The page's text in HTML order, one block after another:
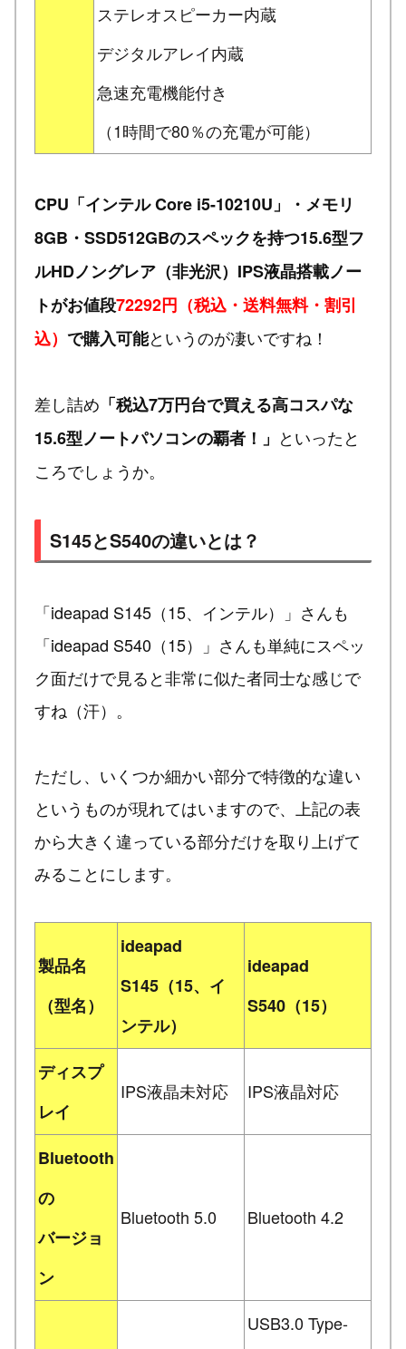
ステレオスピーカー内蔵
デジタルアレイ内蔵
急速充電機能付き
（1時間で80％の充電が可能）
CPU「インテル Core i5-10210U」・メモリ
8GB・SSD512GBのスペックを持つ15.6型フ
ルHDノングレア（非光沢）IPS液晶搭載ノー
トがお値段72292円（税込・送料無料・割引
込） で購入可能というのが凄いですね！
差し詰め 「税込7万円台で買える高コスパな
15.6型ノートパソコンの覇者！」 といったと
ころでしょうか。
S145とS540の違いとは？
「ideapad S145（15、インテル）」さんも
「ideapad S540（15）」さんも単純にスペッ
ク面だけで見ると非常に似た者同士な感じで
すね（汗）。
ただし、いくつか細かい部分で特徴的な違い
というものが現れてはいますので、上記の表
から大きく違っている部分だけを取り上げて
みることにします。
製品名
（型名）
ideapad
S145（15、イ
ンテル）
ideapad
S540（15）
ディスプ
レイ
IPS液晶未対応 IPS液晶対応
Bluetooth
の
バージョ
ン
Bluetooth 5.0 Bluetooth 4.2
USB3.0 Type-